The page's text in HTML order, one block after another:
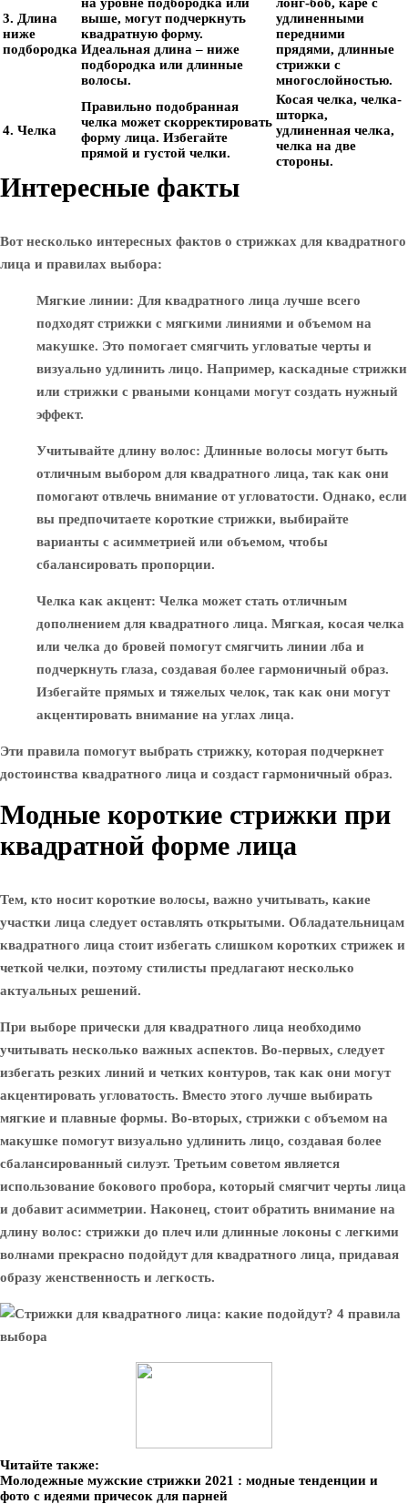
3. Длина
ниже
подбородка
выше, могут подчеркнуть
квадратную форму.
Идеальная длина – ниже
подбородка или длинные
волосы.
удлиненными
передними
прядями, длинные
стрижки с
многослойностью.
4. Челка
Правильно подобранная
челка может скорректировать
форму лица. Избегайте
прямой и густой челки.
Косая челка, челка-
шторка,
удлиненная челка,
челка на две
стороны.
Интересные факты
Вот несколько интересных фактов о стрижках для квадратного
лица и правилах выбора:
Мягкие линии: Для квадратного лица лучше всего
подходят стрижки с мягкими линиями и объемом на
макушке. Это помогает смягчить угловатые черты и
визуально удлинить лицо. Например, каскадные стрижки
или стрижки с рваными концами могут создать нужный
эффект.
Учитывайте длину волос: Длинные волосы могут быть
отличным выбором для квадратного лица, так как они
помогают отвлечь внимание от угловатости. Однако, если
вы предпочитаете короткие стрижки, выбирайте
варианты с асимметрией или объемом, чтобы
сбалансировать пропорции.
Челка как акцент: Челка может стать отличным
дополнением для квадратного лица. Мягкая, косая челка
или челка до бровей помогут смягчить линии лба и
подчеркнуть глаза, создавая более гармоничный образ.
Избегайте прямых и тяжелых челок, так как они могут
акцентировать внимание на углах лица.
Эти правила помогут выбрать стрижку, которая подчеркнет
достоинства квадратного лица и создаст гармоничный образ.
Модные короткие стрижки при
квадратной форме лица
Тем, кто носит короткие волосы, важно учитывать, какие
участки лица следует оставлять открытыми. Обладательницам
квадратного лица стоит избегать слишком коротких стрижек и
четкой челки, поэтому стилисты предлагают несколько
актуальных решений.
При выборе прически для квадратного лица необходимо
учитывать несколько важных аспектов. Во-первых, следует
избегать резких линий и четких контуров, так как они могут
акцентировать угловатость. Вместо этого лучше выбирать
мягкие и плавные формы. Во-вторых, стрижки с объемом на
макушке помогут визуально удлинить лицо, создавая более
сбалансированный силуэт. Третьим советом является
использование бокового пробора, который смягчит черты лица
и добавит асимметрии. Наконец, стоит обратить внимание на
длину волос: стрижки до плеч или длинные локоны с легкими
волнами прекрасно подойдут для квадратного лица, придавая
образу женственность и легкость.
Читайте также:
Молодежные мужские стрижки 2021 : модные тенденции и
фото с идеями причесок для парней